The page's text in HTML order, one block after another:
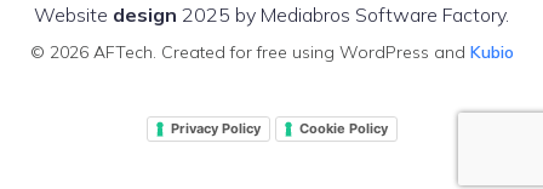
Website design 2025 by Mediabros Software Factory.
© 2026 AFTech. Created for free using WordPress and Kubio
Privacy Policy Cookie Policy